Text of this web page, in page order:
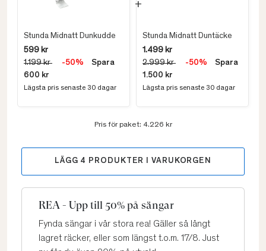
Stunda Midnatt Dunkudde
599 kr
1.199 kr
-50%
Spara
600 kr
Lägsta pris senaste 30 dagar
Stunda Midnatt Duntäcke
1.499 kr
2.999 kr
-50%
Spara
1.500 kr
Lägsta pris senaste 30 dagar
Pris för paket: 4.226 kr
LÄGG 4 PRODUKTER I VARUKORGEN
REA - Upp till 50% på sängar
Fynda sängar i vår stora rea! Gäller så långt
lagret räcker, eller som längst t.o.m. 17/8. Just